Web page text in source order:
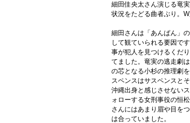
細田佳央太さん演じる竜
状況をたどる曲者ぶり。
細田さんは「あんぱん」
して観ていられる要因で
事が犯人を見つけるくだ
てました。竜実の逃走劇
の芯となる小杉の推理劇
スペンスはサスペンスと
沖縄出身と感じさせない
ォローする女刑事役の恒
さんにはあまり眉や目を
は合っていました。